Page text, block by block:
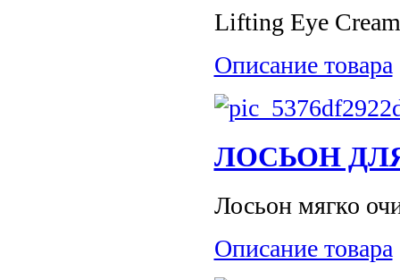
Lifting Eye
Описание товара
ЛОСЬОН
Лосьон мягко
Описание товара